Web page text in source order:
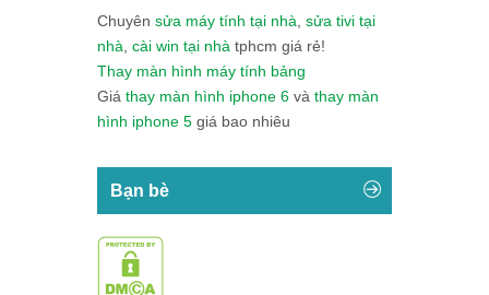
Chuyên sửa máy tính tại nhà sửa tivi tại
nhà cài win tại nhà tphcm giá rẻ!
Thay màn hình máy tính bảng
Giá thay màn hình iphone 6 và thay màn
hình iphone 5 giá bao nhiêu
Bạn bè